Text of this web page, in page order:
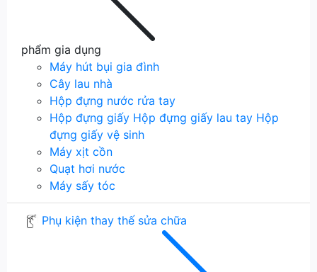
phẩm gia dụng
Máy hút bụi gia đình
Cây lau nhà
Hộp đựng nước rửa tay
Hộp đựng giấy Hộp đựng giấy lau tay Hộp
đựng giấy vệ sinh
Máy xịt cồn
Quạt hơi nước
Máy sấy tóc
Phụ kiện thay thế sửa chữa